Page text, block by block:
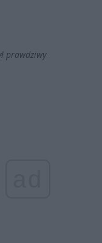
prawdziwy